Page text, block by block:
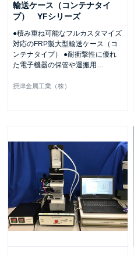
輸送ケース（コンテナタイ
プ） YFシリーズ
●積み重ね可能なフルカスタマイズ
対応のFRP製大型輸送ケース（コ
ンテナタイプ） ●耐衝撃性に優れ
た電子機器の保管や運搬用 …
摂津金属工業（株）